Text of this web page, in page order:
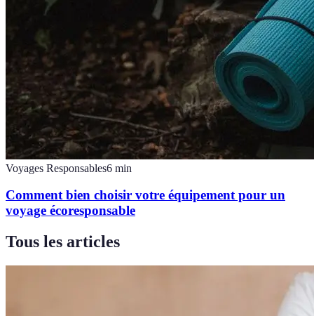
Voyages Responsables6 min
Comment bien choisir votre équipement pour un
voyage écoresponsable
Tous les articles